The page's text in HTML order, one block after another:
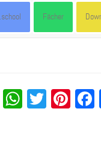
Fächer